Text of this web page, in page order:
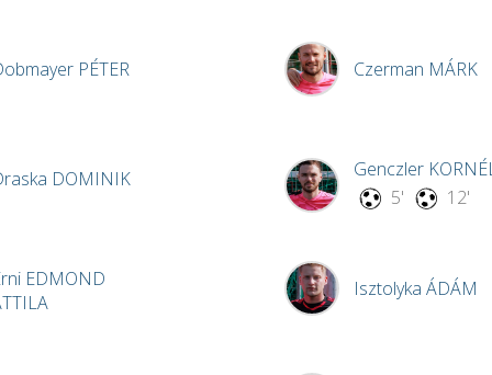
PÉTER
DOMINIK
EDMOND
Czerman MÁRK
Genczler
5'
12'
Isztolyka ÁDÁM